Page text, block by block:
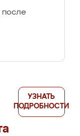
после
УЗНАТЬ
ПОДРОБНОСТИ